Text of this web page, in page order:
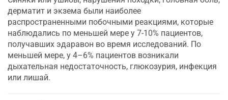
дерматит и экзема были наиболее
распространенными побочными реакциями, которые
наблюдались по меньшей мере у 7-10% пациентов,
получавших эдаравон во время исследований. По
меньшей мере, у 4–6% пациентов возникали
дыхательная недостаточность, глюкозурия, инфекция
или лишай.